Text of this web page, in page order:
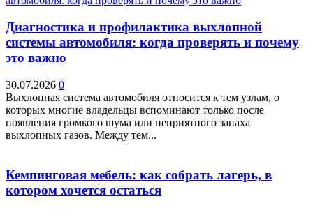
Диагностика и профилактика выхлопной
системы автомобиля: когда проверять и почему
это важно
30.07.2026 0
Выхлопная система автомобиля относится к тем узлам, о
которых многие владельцы вспоминают только после
появления громкого шума или неприятного запаха
выхлопных газов. Между тем...
Кемпинговая мебель: как собрать лагерь, в
котором хочется остаться